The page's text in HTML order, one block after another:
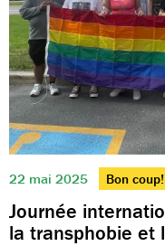
22 mai 2025 Bon coup!
Journée
la transphobie et